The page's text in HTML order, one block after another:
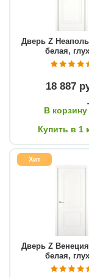
Дверь Z
белая,
18 887
В корзину
Купить в 1
Хит
Дверь Z
белая,